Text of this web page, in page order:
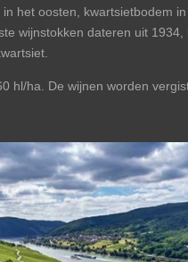
het oosten, kwartsietbodem
wijnstokken dateren uit
hl/ha. De wijnen worden